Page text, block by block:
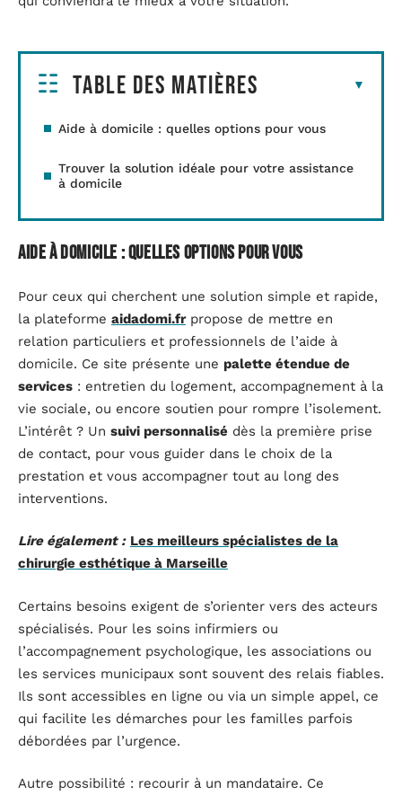
Table des matières
Aide à domicile : quelles options pour vous
Trouver la solution idéale pour votre assistance
à domicile
Aide à domicile : quelles options pour vous
Pour ceux qui cherchent une solution simple et rapide,
la plateforme aidadomi.frpropose de mettre en
relation particuliers et professionnels de l’aide à
domicile. Ce site présente une palette étendue de
services : entretien du logement, accompagnement à la
vie sociale, ou encore soutien pour rompre l’isolement.
L’intérêt ? Un suivi personnalisé dès la première prise
de contact, pour vous guider dans le choix de la
prestation et vous accompagner tout au long des
interventions.
Lire également : Les meilleurs spécialistes de la
chirurgie esthétique à Marseille
Certains besoins exigent de s’orienter vers des acteurs
spécialisés. Pour les soins infirmiers ou
l’accompagnement psychologique, les associations ou
les services municipaux sont souvent des relais fiables.
Ils sont accessibles en ligne ou via un simple appel, ce
qui facilite les démarches pour les familles parfois
débordées par l’urgence.
Autre possibilité : recourir à un mandataire. Ce